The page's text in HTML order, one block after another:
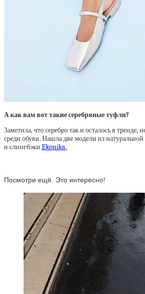
А как вам вот такие серебряные туфли?
Заметила, что серебро так и осталось в тренде,
среди обуви. Нашла две модели из
и слингбэки Ekonika.
Посмотри ещё. Это интересно!